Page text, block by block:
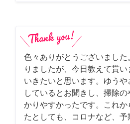
色々ありがとうございまし
りましたが、今日教えて貰
いきたいと思います。ゆう
しているとお聞きし、掃除
かりやすかったです。これ
たとしても、コロナなど、